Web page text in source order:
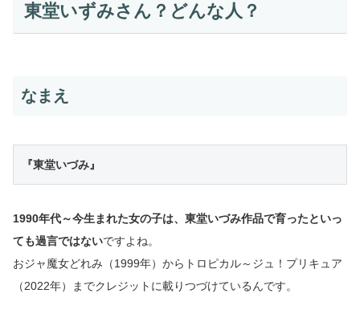
東堂いずみさん？どんな人？
なまえ
『東堂いづみ』
1990年代～今生まれた女の子は、東堂いづみ作品で育ったといっ
ても過言ではないですよね。
おジャ魔女どれみ（1999年）からトロピカル～ジュ！プリキュア
（2022年）までクレジットに載りつづけているんです。